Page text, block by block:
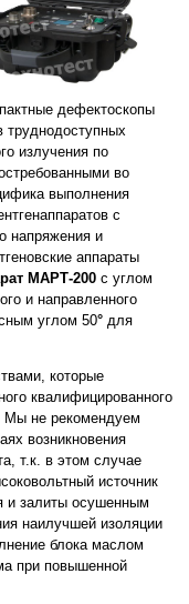
дефектоскопы
труднодоступных
излучения по
во
выполнения
с
напряжения и
аппараты
МАРТ-200 с углом
и направленного
углом 50° для
которые
квалифицированного
Мы не рекомендуем
возникновения
т.к. в этом случае
источник
и залиты осушенным
наилучшей изоляции
блока маслом
при повышенной